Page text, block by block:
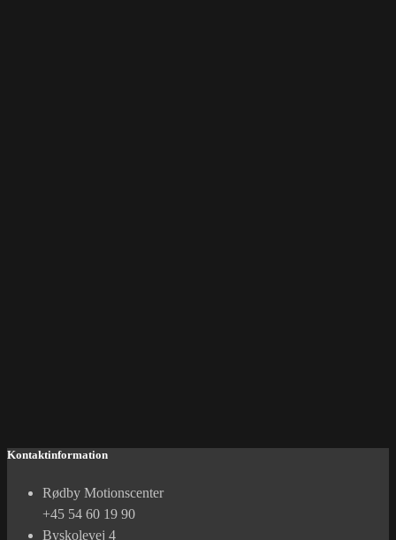
Kontaktinformation
Rødby Motionscenter
+45 54 60 19 90
Byskolevej 4